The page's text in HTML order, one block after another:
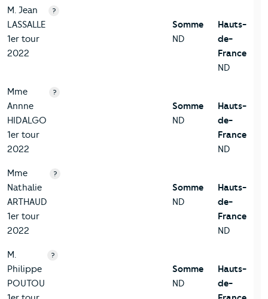
M. Jean
LASSALLE
1er tour
2022
?
Somme
ND
Hauts-
de-
France
ND
Mme
Annne
HIDALGO
1er tour
2022
?
Somme
ND
Hauts-
de-
France
ND
Mme
Nathalie
ARTHAUD
1er tour
2022
?
Somme
ND
Hauts-
de-
France
ND
M.
Philippe
POUTOU
?
Somme
ND
Hauts-
de-